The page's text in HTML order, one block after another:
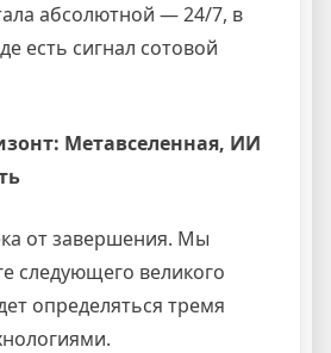
абсолютной — 24/7, в
есть сигнал сотовой
Метавселенная, ИИ
от завершения. Мы
следующего великого
определяться тремя